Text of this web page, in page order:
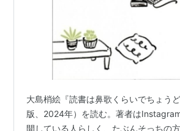
大島梢絵『読書は鼻歌くらいでちょう
版、2024年）を読む。著者は
開している人らしく、たぶんそっちの